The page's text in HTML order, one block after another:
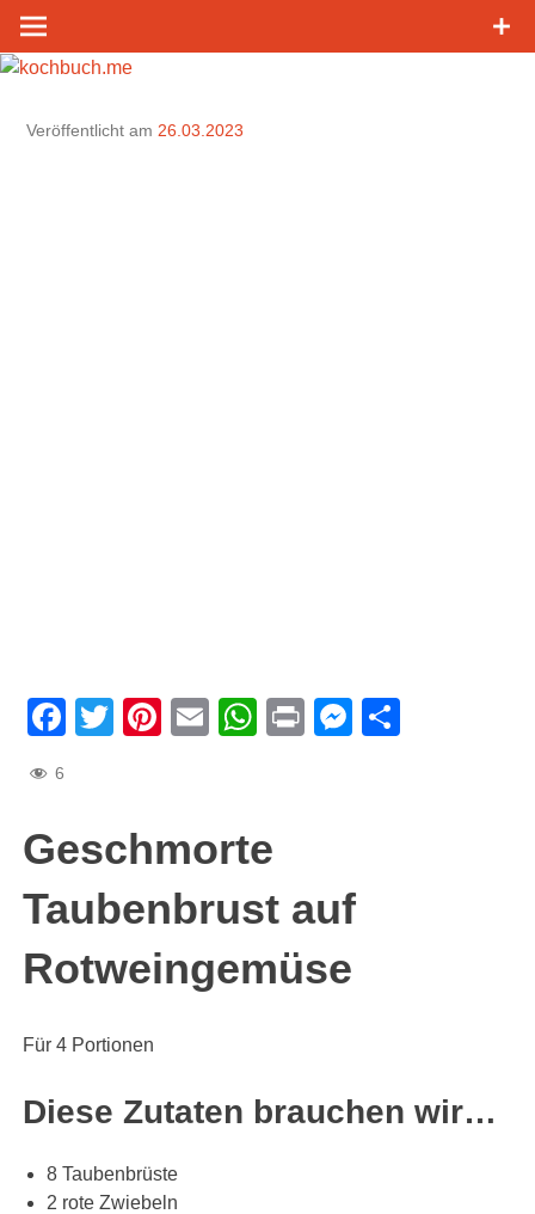
Zum
Inhalt
springen
Veröffentlicht am 26.03.2023
Facebook
TwitterPinterest
EmailWhatsApp
Print
6
Geschmorte
Taubenbrust auf
Rotweingemüse
Für 4 Portionen
Diese Zutaten brauchen wir…
8 Taubenbrüste
2 rote Zwiebeln